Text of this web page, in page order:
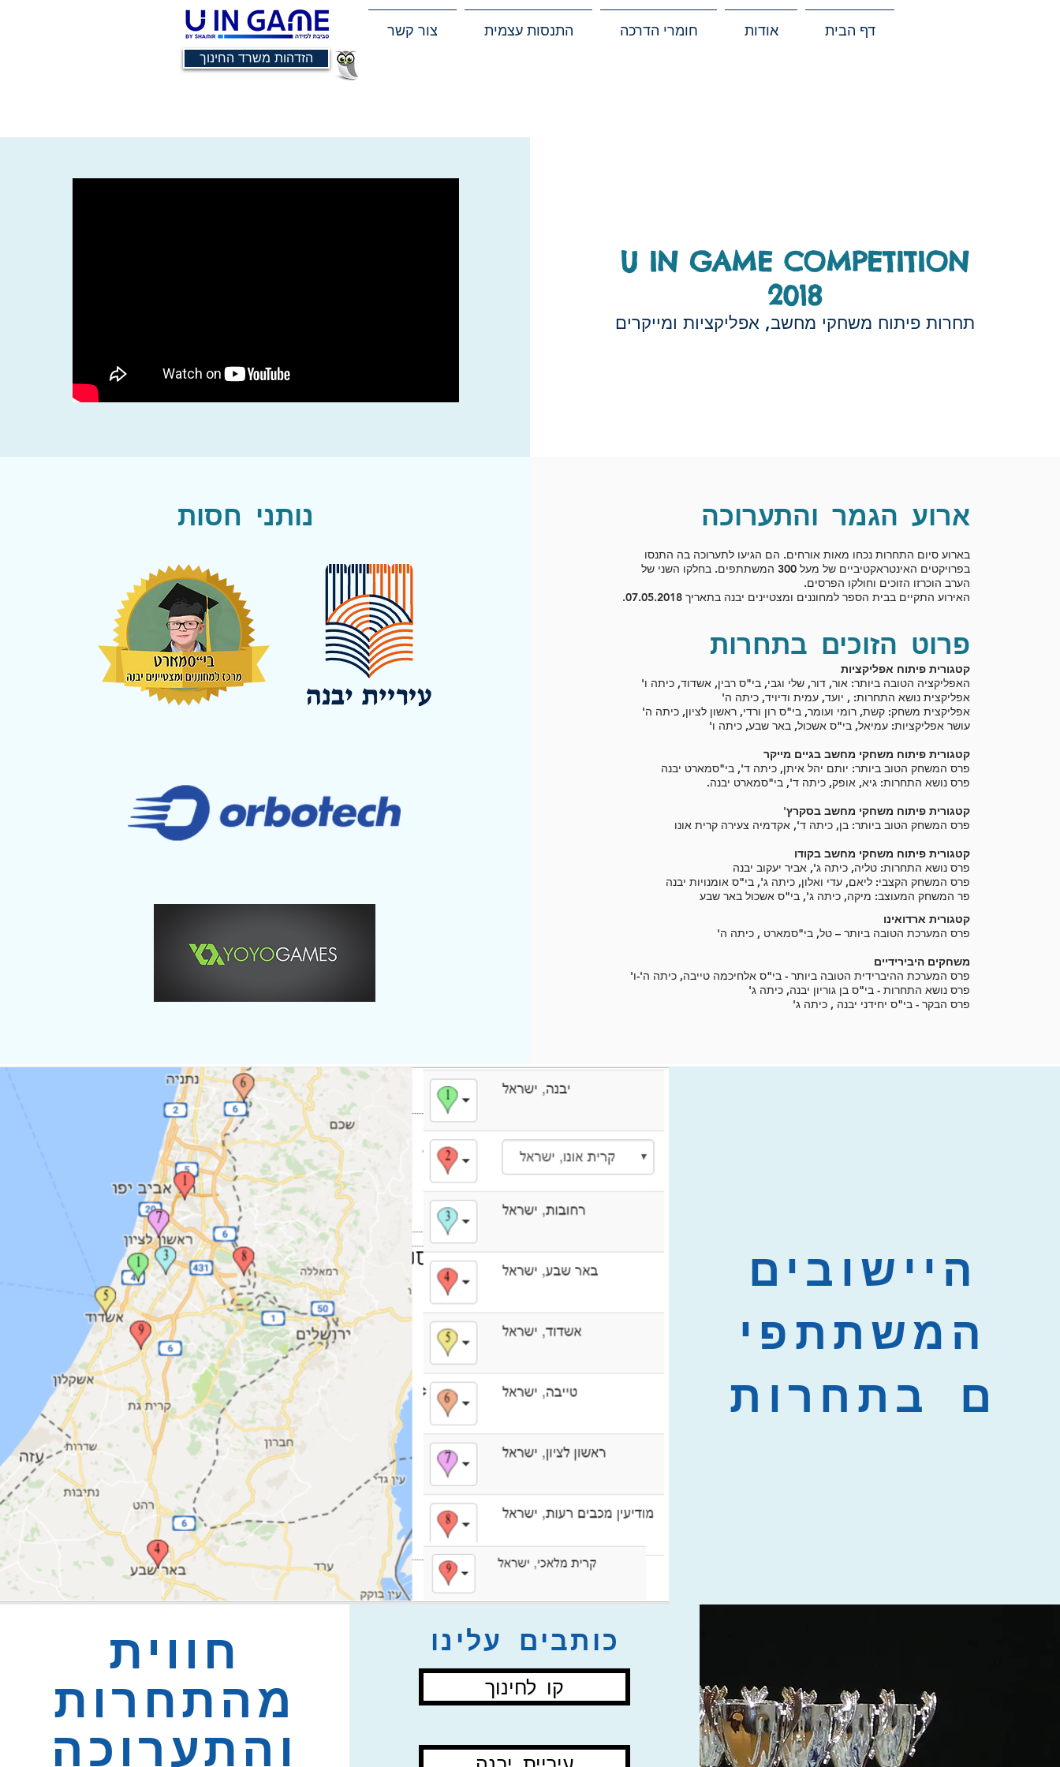
הזדהות משרד החינוך
דף הבית אודות חומרי הדרכה התנסות עצמית צור קשר
U IN GAME COMPETITION
2018
תחרות פיתוח משחקי מחשב, אפליקציות ומייקרים
נותני חסות ארוע הגמר והתערוכה
בארוע סיום התחרות נכחו מאות אורחים. הם הגיעו לתערוכה בה התנסו
בפרויקטים האינטראקטיביים של מעל 300 המשתתפים. בחלקו השני של
הערב הוכרזו הזוכים וחולקו הפרסים.
האירוע התקיים בבית הספר למחוננים ומצטיינים יבנה בתאריך 07.05.2018.
פרוט הזוכים בתחרות
קטגורית פיתוח אפליקציות
האפליקציה הטובה ביותר: אור, דור, שלי וגבי, בי"ס רבין, אשדוד, כיתה ו'
אפליקצית נושא התחרות: , יועד, עמית ודיויד, כיתה ה'
אפליקצית משחק: קשת, רומי ועומר, בי"ס רון ורדי, ראשון לציון, כיתה ה'
עושר אפליקציות: עמיאל, בי"ס אשכול, באר שבע, כיתה ו'
קטגורית פיתוח משחקי מחשב בגיים מייקר
פרס המשחק הטוב ביותר: יותם יהל איתן, כיתה ד', בי"סמארט יבנה
פרס נושא התחרות: גיא, אופק, כיתה ד', בי"סמארט יבנה.
קטגורית פיתוח משחקי מחשב בסקרץ'
פרס המשחק הטוב ביותר: בן, כיתה ד', אקדמיה צעירה קרית אונו
קטגורית פיתוח משחקי מחשב בקודו
פרס נושא התחרות: טליה, כיתה ג', אביר יעקוב יבנה
פרס המשחק הקצבי: ליאם, עדי ואלון, כיתה ג', בי"ס אומנויות יבנה
פר המשחק המעוצב: מיקה, כיתה ג', בי"ס אשכול באר שבע
קטגורית ארדואינו
פרס המערכת הטובה ביותר – טל, בי"סמארט , כיתה ה'
משחקים היבירידיים
פרס המערכת ההיברידית הטובה ביותר - בי"ס אלחיכמה טייבה, כיתה ה'-ו'
פרס נושא התחרות - בי"ס בן גוריון יבנה, כיתה ג'
פרס הבקר - בי"ס יחידני יבנה , כיתה ג'
היישובים
המשתתפי
ם בתחרות
חווית
מהתחרות
והתערוכה
כותבים עלינו
קו לחינוך